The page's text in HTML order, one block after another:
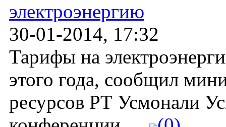
электроэнергию
30-01-2014, 17:32
Тарифы на
этого года, сообщил
ресурсов РТ Усмонали